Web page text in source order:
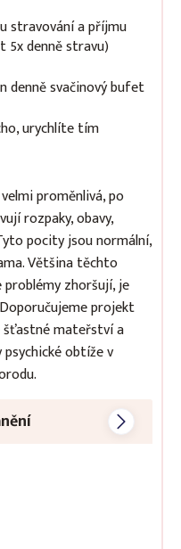
stravování a příjmu
denně stravu)
denně svačinový bufet
urychlíte tím
proměnlivá, po
rozpaky, obavy,
pocity jsou normální,
Většina těchto
zhoršují, je
projekt
šťastné mateřství a
obtíže v